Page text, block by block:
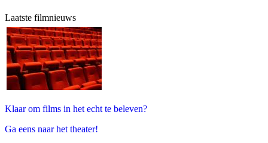
Laatste filmnieuws
Klaar om films in het echt te beleven?
Ga eens naar het theater!